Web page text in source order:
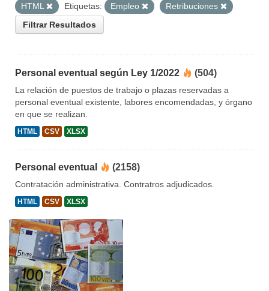
HTML
Etiquetas: Empleo
Retribuciones
Filtrar Resultados
Personal eventual según Ley 1/2022 (504)
La relación de puestos de trabajo o plazas reservadas a
personal eventual existente, labores encomendadas, y órgano
en que se realizan.
HTML CSV XLSX
Personal eventual (2158)
Contratación administrativa. Contratros adjudicados.
HTML CSV XLSX